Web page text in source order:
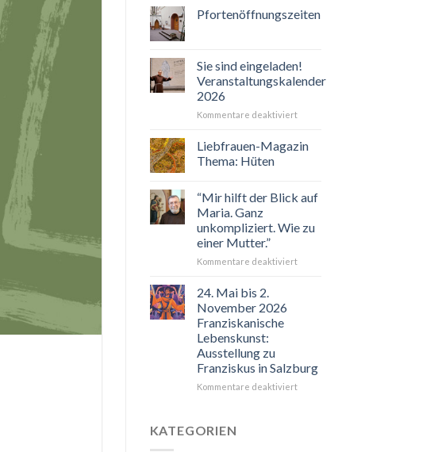
Pfortenöffnungszeiten
Sie sind eingeladen!
Veranstaltungskalender
2026
Kommentare deaktiviertfür
sind
Liebfrauen-Magazin
Thema: Hüten
“Mir hilft der Blick auf
Maria. Ganz
unkompliziert. Wie zu
einer Mutter.”
Kommentare deaktiviertfür
unkompliziert.
24. Mai bis 2.
November 2026
Franziskanische
Lebenskunst:
Ausstellung zu
Franziskus in Salzburg
Kommentare deaktiviertfür
KATEGORIEN